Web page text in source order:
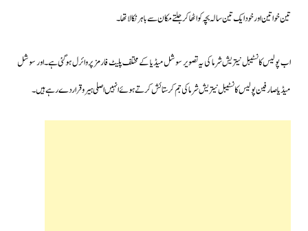
تین خواتین اور خود ایک تین سالہ بچہ کو اٹھاکر جلتے مکان سے باہر نکالا تھا۔
اب پولیس کانسٹیبل نیتریش شرما کی یہ تصویر سوشل میڈیا کے مختلف پلیٹ فارمز پر وائرل ہوگئی ہے۔اور سوشل
میڈیا صارفین پولیس کانسٹیبل نیتریش شرما کی جم کر ستائش کرتے ہوئے انہیں اصلی ہیرو قرار دے رہے ہیں۔